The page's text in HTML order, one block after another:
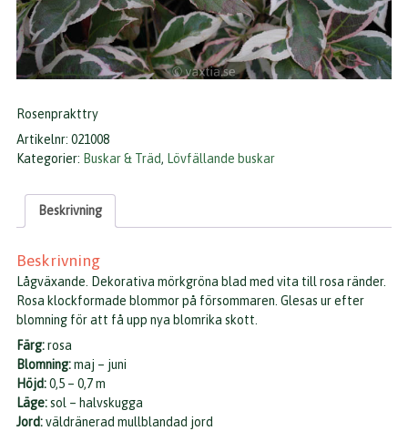
Rosenprakttry
Artikelnr: 021008
Kategorier: Buskar & Träd, Lövfällande buskar
Beskrivning
Beskrivning
Lågväxande. Dekorativa mörkgröna blad med vita till rosa ränder.
Rosa klockformade blommor på försommaren. Glesas ur efter
blomning för att få upp nya blomrika skott.
Färg:rosa
Blomning:maj – juni
Höjd:0,5 – 0,7 m
Läge:sol – halvskugga
Jord:väldränerad mullblandad jord